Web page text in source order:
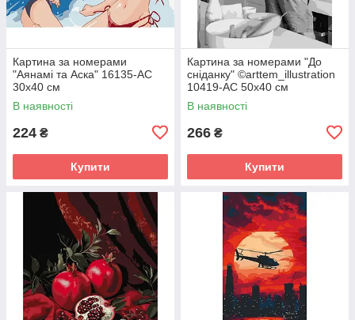
Картина за номерами
"Аянамі та Аска" 16135-AC
30х40 см
В наявності
224 ₴
Купити
Картина за номерами "До
сніданку" ©arttem_illustration
10419-AC 50х40 см
В наявності
266 ₴
Купити